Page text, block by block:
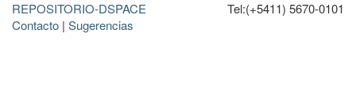
REPOSITORIO-DSPACE
Contacto | Sugerencias
Tel:(+5411) 5670-0101